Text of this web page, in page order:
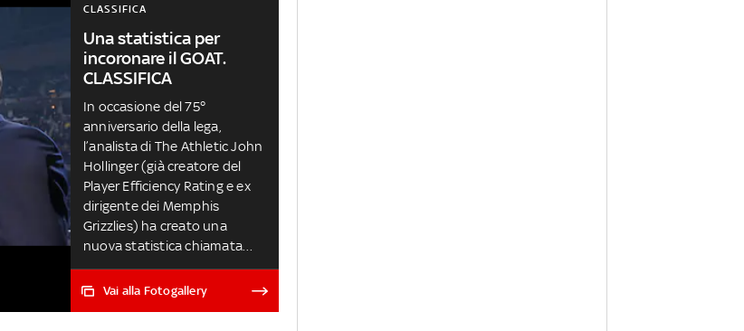
CLASSIFICA
Una statistica per
incoronare il GOAT.
CLASSIFICA
In occasione del 75°
anniversario della lega,
l’analista di The Athletic John
Hollinger (già creatore del
Player Efficiency Rating e ex
dirigente dei Memphis
Grizzlies) ha creato una
nuova statistica chiamata
'GOAT Points', prendendo in
considerazione numerosi dati
Vai alla Fotogallery